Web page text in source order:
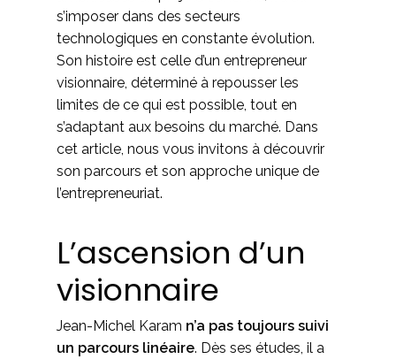
s’imposer dans des secteurs
technologiques en constante évolution.
Son histoire est celle d’un entrepreneur
visionnaire, déterminé à repousser les
limites de ce qui est possible, tout en
s’adaptant aux besoins du marché. Dans
cet article, nous vous invitons à découvrir
son parcours et son approche unique de
l’entrepreneuriat.
L’ascension d’un
visionnaire
Jean-Michel Karam n’a pas toujours suivi
un parcours linéaire. Dès ses études, il a